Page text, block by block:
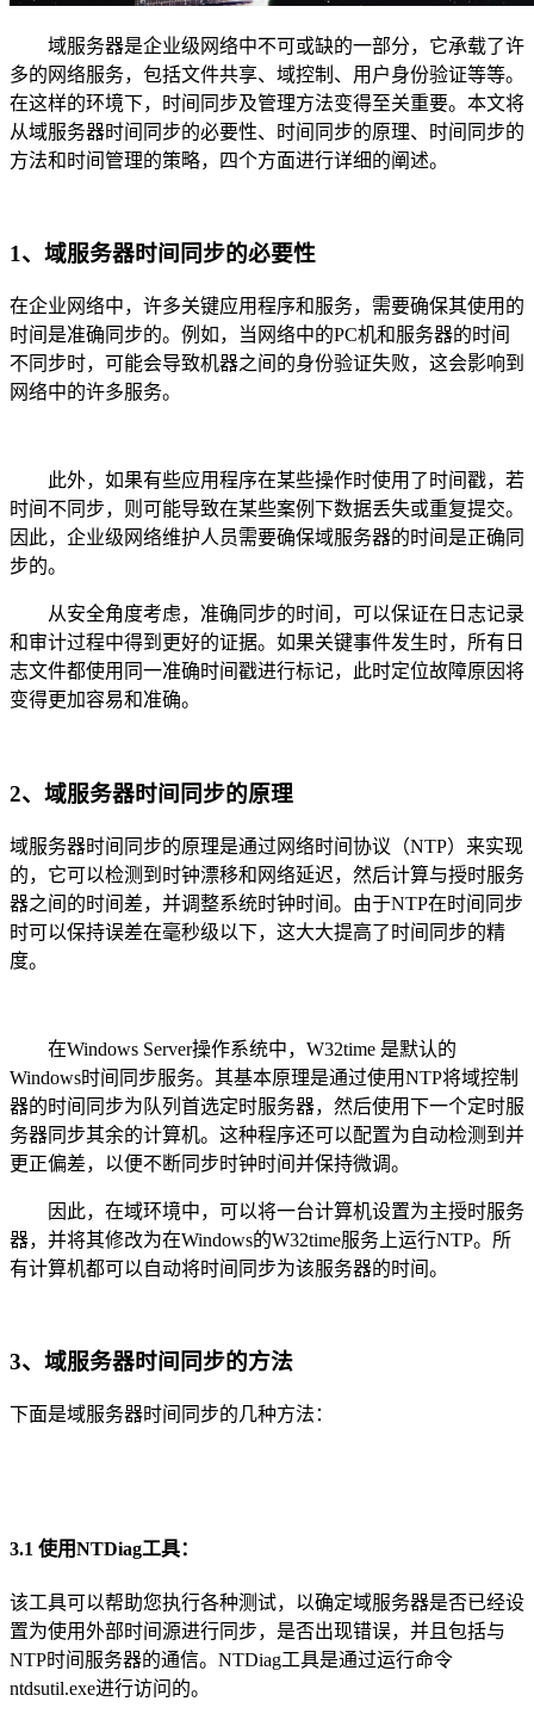
域服务器是企业级网络中不可或缺的一部分，它承载了许
多的网络服务，包括文件共享、域控制、用户身份验证等等。
在这样的环境下，时间同步及管理方法变得至关重要。本文将
从域服务器时间同步的必要性、时间同步的原理、时间同步的
方法和时间管理的策略，四个方面进行详细的阐述。
1、域服务器时间同步的必要性
在企业网络中，许多关键应用程序和服务，需要确保其使用的
时间是准确同步的。例如，当网络中的PC机和服务器的时间
不同步时，可能会导致机器之间的身份验证失败，这会影响到
网络中的许多服务。
此外，如果有些应用程序在某些操作时使用了时间戳，若
时间不同步，则可能导致在某些案例下数据丢失或重复提交。
因此，企业级网络维护人员需要确保域服务器的时间是正确同
步的。
从安全角度考虑，准确同步的时间，可以保证在日志记录
和审计过程中得到更好的证据。如果关键事件发生时，所有日
志文件都使用同一准确时间戳进行标记，此时定位故障原因将
变得更加容易和准确。
2、域服务器时间同步的原理
域服务器时间同步的原理是通过网络时间协议（NTP）来实现
的，它可以检测到时钟漂移和网络延迟，然后计算与授时服务
器之间的时间差，并调整系统时钟时间。由于NTP在时间同步
时可以保持误差在毫秒级以下，这大大提高了时间同步的精
度。
在Windows Server操作系统中，W32time 是默认的
Windows时间同步服务。其基本原理是通过使用NTP将域控制
器的时间同步为队列首选定时服务器，然后使用下一个定时服
务器同步其余的计算机。这种程序还可以配置为自动检测到并
更正偏差，以便不断同步时钟时间并保持微调。
因此，在域环境中，可以将一台计算机设置为主授时服务
器，并将其修改为在Windows的W32time服务上运行NTP。所
有计算机都可以自动将时间同步为该服务器的时间。
3、域服务器时间同步的方法
下面是域服务器时间同步的几种方法：
3.1 使用NTDiag工具：
该工具可以帮助您执行各种测试，以确定域服务器是否已经设
置为使用外部时间源进行同步，是否出现错误，并且包括与
NTP时间服务器的通信。NTDiag工具是通过运行命令
ntdsutil.exe进行访问的。